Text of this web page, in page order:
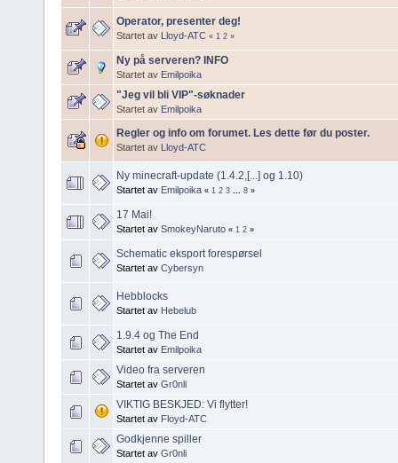
Operator, presenter deg!
Startet av Lloyd-ATC « 1 2 »
Ny på serveren? INFO
Startet av Emilpoika
"Jeg vil bli VIP"-søknader
Startet av Emilpoika
Regler og info om forumet. Les dette før du poster.
Startet av Lloyd-ATC
Ny minecraft-update (1.4.2,[...] og 1.10)
Startet av Emilpoika « 1 2 3 ... 8 »
17 Mai!
Startet av SmokeyNaruto « 1 2 »
Schematic eksport forespørsel
Startet av Cybersyn
Hebblocks
Startet av Hebelub
1.9.4 og The End
Startet av Emilpoika
Video fra serveren
Startet av Gr0nli
VIKTIG BESKJED: Vi flytter!
Startet av Floyd-ATC
Godkjenne spiller
Startet av Gr0nli